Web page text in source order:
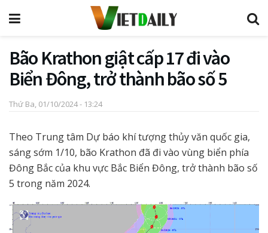
Bão Krathon giật cấp 17 đi vào
Biển Đông, trở thành bão số 5
Thứ Ba, 01/10/2024 - 13:24
Theo Trung tâm Dự báo khí tượng thủy văn quốc gia,
sáng sớm 1/10, bão Krathon đã đi vào vùng biển phía
Đông Bắc của khu vực Bắc Biển Đông, trở thành bão số
5 trong năm 2024.